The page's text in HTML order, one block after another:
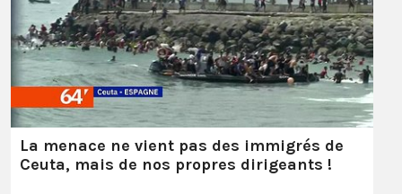
La menace ne vient pas des immigrés de
Ceuta, mais de nos propres dirigeants !